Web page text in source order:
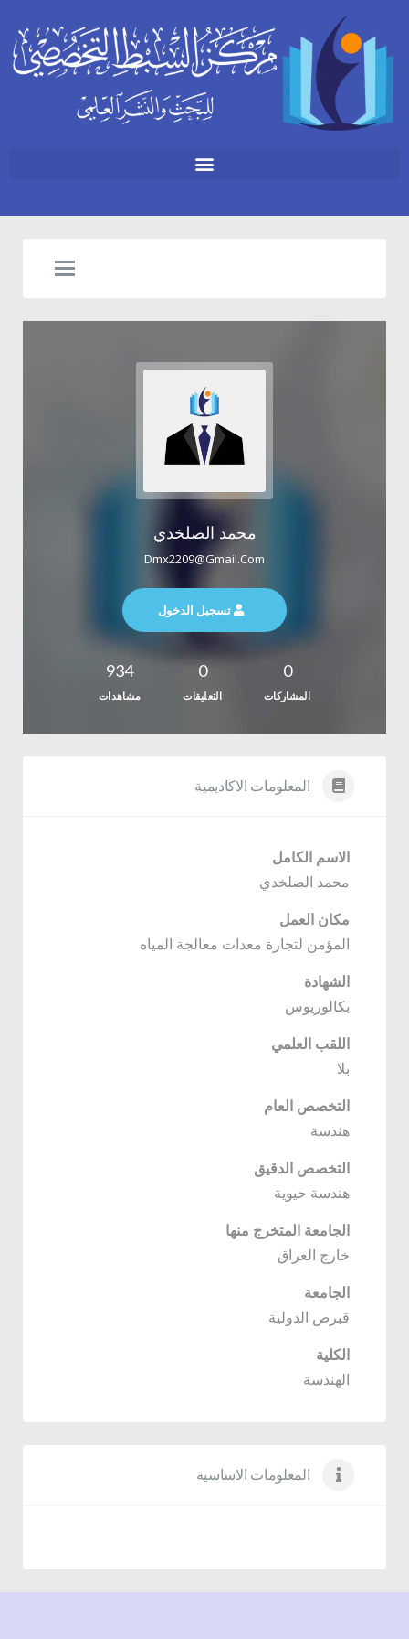
محمد الصلخدي
Dmx2209@gmail.com
تسجيل الدخول
0
المشاركات
0
التعليقات
934
مشاهدات
المعلومات الاكاديمية
الاسم الكامل
محمد الصلخدي
مكان العمل
المؤمن لتجارة معدات معالجة المياه
الشهادة
بكالوريوس
اللقب العلمي
بلا
التخصص العام
هندسة
التخصص الدقيق
هندسة حيوية
الجامعة المتخرج منها
خارج العراق
الجامعة
قبرص الدولية
الكلية
الهندسة
المعلومات الاساسية